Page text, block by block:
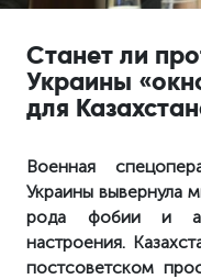
Станет ли
Украины
для
Военная
Украины вывернула
рода фобии и
настроения.
постсоветском